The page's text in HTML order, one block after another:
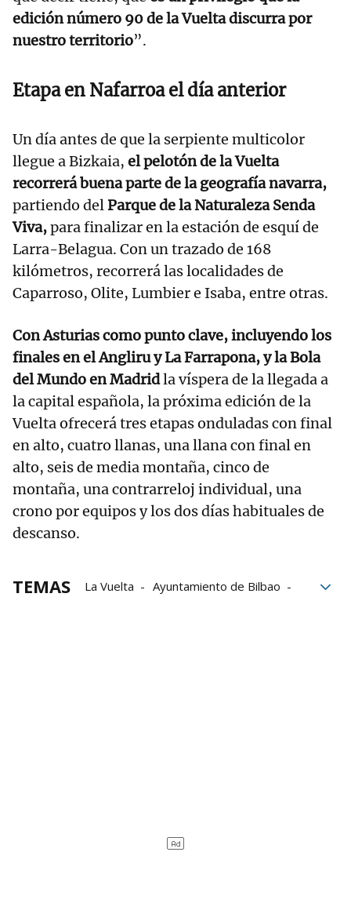
edición número 90 de la Vuelta discurra por
nuestro territorio”.
Etapa en Nafarroa el día anterior
Un día antes de que la serpiente multicolor
llegue a Bizkaia, el pelotón de la Vuelta
recorrerá buena parte de la geografía navarra,
partiendo delParque de la Naturaleza Senda
Viva,para finalizar en la estación de esquí de
Larra-Belagua. Con un trazado de 168
kilómetros, recorrerá las localidades de
Caparroso, Olite, Lumbier e Isaba, entre otras.
Con Asturias como punto clave, incluyendo los
finales en el Angliru y La Farrapona, y la Bola
del Mundo en Madridla víspera de la llegada a
la capital española, la próxima edición de la
Vuelta ofrecerá tres etapas onduladas con final
en alto, cuatro llanas, una llana con final en
alto, seis de media montaña, cinco de
montaña, una contrarreloj individual, una
crono por equipos y los dos días habituales de
descanso.
TEMAS La Vuelta
Ayuntamiento de Bilbao